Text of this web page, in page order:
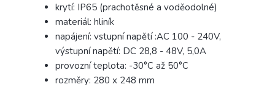
krytí: IP65 (prachotěsné a voděodolné)
materiál: hliník
napájení: vstupní napětí :AC 100 - 240V,
výstupní napětí: DC 28,8 - 48V, 5,0A
provozní teplota: -30°C až 50°C
rozměry: 280 x 248 mm